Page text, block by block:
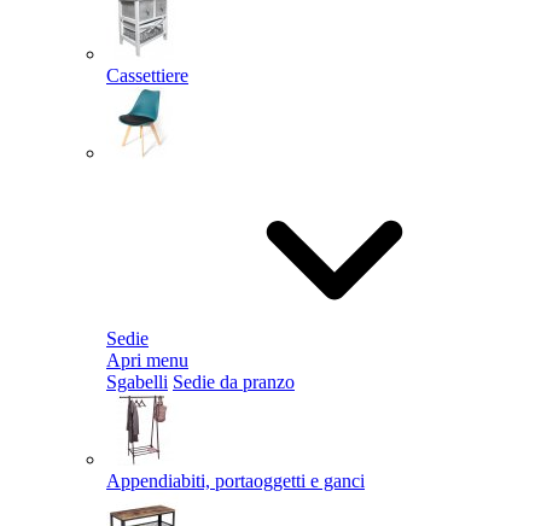
Cassettiere
Sedie
Apri menu
Sgabelli Sedie da pranzo
Appendiabiti, portaoggetti e ganci